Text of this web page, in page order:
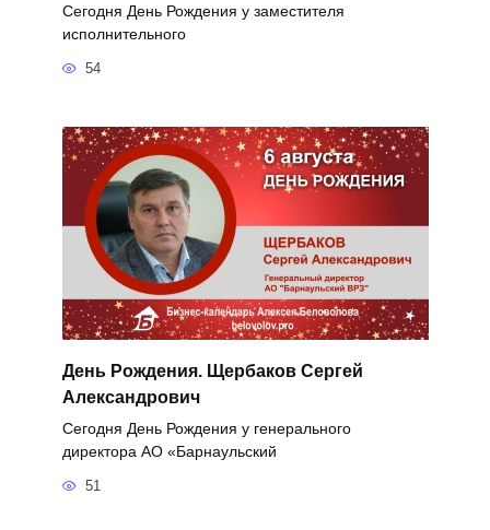
Сегодня День Рождения у заместителя
исполнительного
54
День Рождения. Щербаков Сергей
Александрович
Сегодня День Рождения у генерального
директора АО «Барнаульский
51